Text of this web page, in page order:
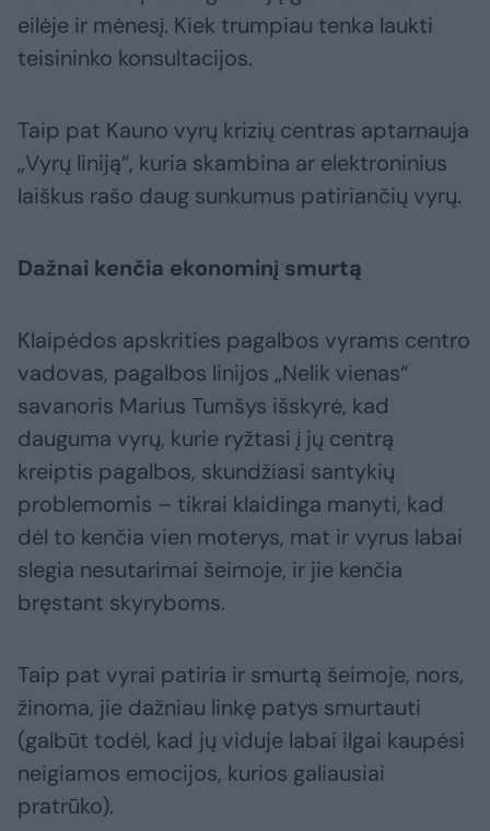
eilėje ir mėnesį. Kiek trumpiau tenka laukti
teisininko konsultacijos.
Taip pat Kauno vyrų krizių centras aptarnauja
„Vyrų liniją“, kuria skambina ar elektroninius
laiškus rašo daug sunkumus patiriančių vyrų.
Dažnai kenčia ekonominį smurtą
Klaipėdos apskrities pagalbos vyrams centro
vadovas, pagalbos linijos „Nelik vienas“
savanoris Marius Tumšys išskyrė, kad
dauguma vyrų, kurie ryžtasi į jų centrą
kreiptis pagalbos, skundžiasi santykių
problemomis – tikrai klaidinga manyti, kad
dėl to kenčia vien moterys, mat ir vyrus labai
slegia nesutarimai šeimoje, ir jie kenčia
bręstant skyryboms.
Taip pat vyrai patiria ir smurtą šeimoje, nors,
žinoma, jie dažniau linkę patys smurtauti
(galbūt todėl, kad jų viduje labai ilgai kaupėsi
neigiamos emocijos, kurios galiausiai
pratrūko).